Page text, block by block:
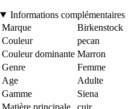
Informations complémentaires
Marque
Birkenstock
Couleur
pecan
Couleur dominante Marron
Genre
Femme
Age
Adulte
Gamme
Siena
Matière principale
cuir